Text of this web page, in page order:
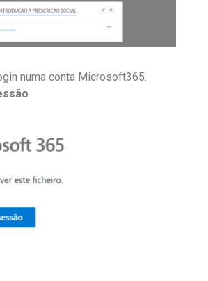
numa conta Microsoft365.